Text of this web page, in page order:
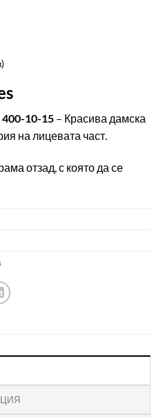
10-15 – Красива дамска
на лицевата част.
отзад, с която да се